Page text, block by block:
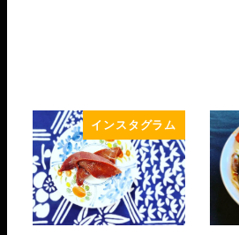
インスタグラム